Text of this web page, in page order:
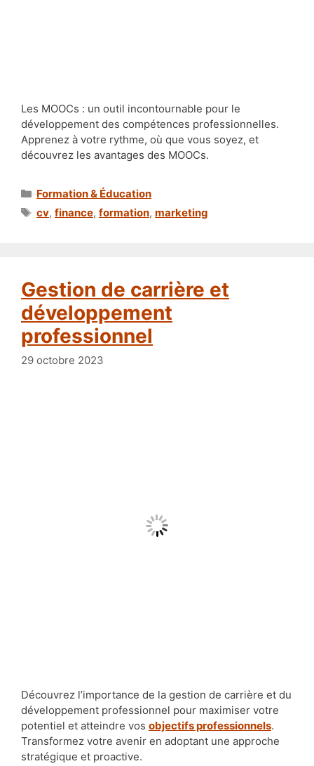
Les MOOCs : un outil incontournable pour le
développement des compétences professionnelles.
Apprenez à votre rythme, où que vous soyez, et
découvrez les avantages des MOOCs.
Catégories
Formation & Éducation
Étiquettes
cv, finance, formation, marketing
Gestion de carrière et
développement
professionnel
29 octobre 2023
Découvrez l’importance de la gestion de carrière et du
développement professionnel pour maximiser votre
potentiel et atteindre vos objectifs professionnels.
Transformez votre avenir en adoptant une approche
stratégique et proactive.